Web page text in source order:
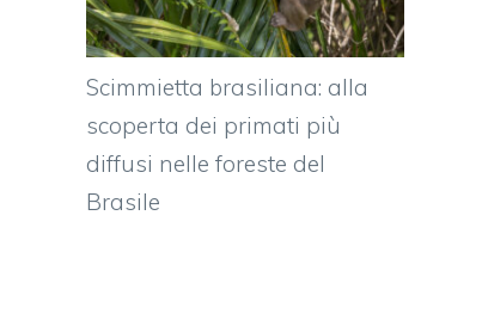
Scimmietta brasiliana: alla
scoperta dei primati più
diffusi nelle foreste del
Brasile